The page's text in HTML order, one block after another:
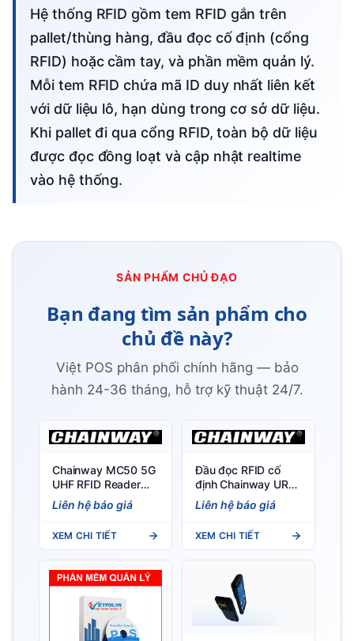
Hệ thống RFID gồm tem RFID gắn trên
pallet/thùng hàng, đầu đọc cố định (cổng
RFID) hoặc cầm tay, và phần mềm quản lý.
Mỗi tem RFID chứa mã ID duy nhất liên kết
với dữ liệu lô, hạn dùng trong cơ sở dữ liệu.
Khi pallet đi qua cổng RFID, toàn bộ dữ liệu
được đọc đồng loạt và cập nhật realtime
vào hệ thống.
SẢN PHẨM CHỦ ĐẠO
Bạn đang tìm sản phẩm cho
chủ đề này?
Việt POS phân phối chính hãng — bảo
hành 24-36 tháng, hỗ trợ kỹ thuật 24/7.
Chainway MC50 5G
UHF RFID Reader
(Android 12/14) -
Đầu đọc RFID cầm
Liên hệ báo giá
XEM CHI TIẾT
Đầu đọc RFID cố
định Chainway UR4
4 cổng, chip Impinj E
Series
Liên hệ báo giá
XEM CHI TIẾT